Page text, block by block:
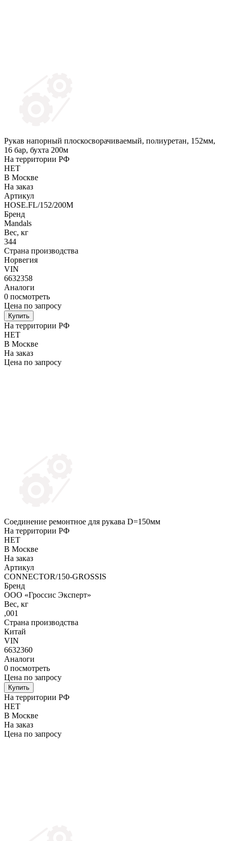
Рукав напорный плоскосворачиваемый, полиуретан, 152мм,
16 бар, бухта 200м
На территории РФ
НЕТ
В Москве
На заказ
Артикул
HOSE.FL/152/200M
Бренд
Mandals
Вес, кг
344
Страна производства
Норвегия
VIN
6632358
Аналоги
0 посмотреть
Цена по запросу
Купить
На территории РФ
НЕТ
В Москве
На заказ
Цена по запросу
Соединение ремонтное для рукава D=150мм
На территории РФ
НЕТ
В Москве
На заказ
Артикул
CONNECTOR/150-GROSSIS
Бренд
ООО «Гроссис Эксперт»
Вес, кг
,001
Страна производства
Китай
VIN
6632360
Аналоги
0 посмотреть
Цена по запросу
Купить
На территории РФ
НЕТ
В Москве
На заказ
Цена по запросу